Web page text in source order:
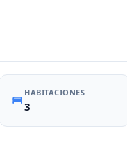
HABITACIONES
3